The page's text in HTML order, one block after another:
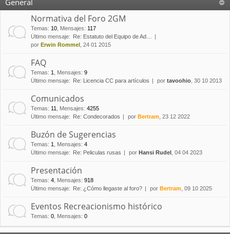
General
Normativa del Foro 2GM
Temas: 10 Mensajes: 117
Último mensaje:
Re: Estatuto del Equipo de Ad…
por Erwin Rommel , 24 01 2015
FAQ
Temas: 1 Mensajes: 9
Último mensaje:
Re: Licencia CC para artículos por tavoohio , 30 10 2013
Comunicados
Temas: 11 Mensajes: 4255
Último mensaje:
Re: Condecorados por Bertram , 23 12 2022
Buzón de Sugerencias
Temas: 1 Mensajes: 4
Último mensaje:
Re: Peliculas rusas por Hansi Rudel , 04 04 2023
Presentación
Temas: 4 Mensajes: 918
Último mensaje:
Re: ¿Cómo llegaste al foro? por Bertram , 09 10 2025
Eventos Recreacionismo histórico
Temas: 0 Mensajes: 0